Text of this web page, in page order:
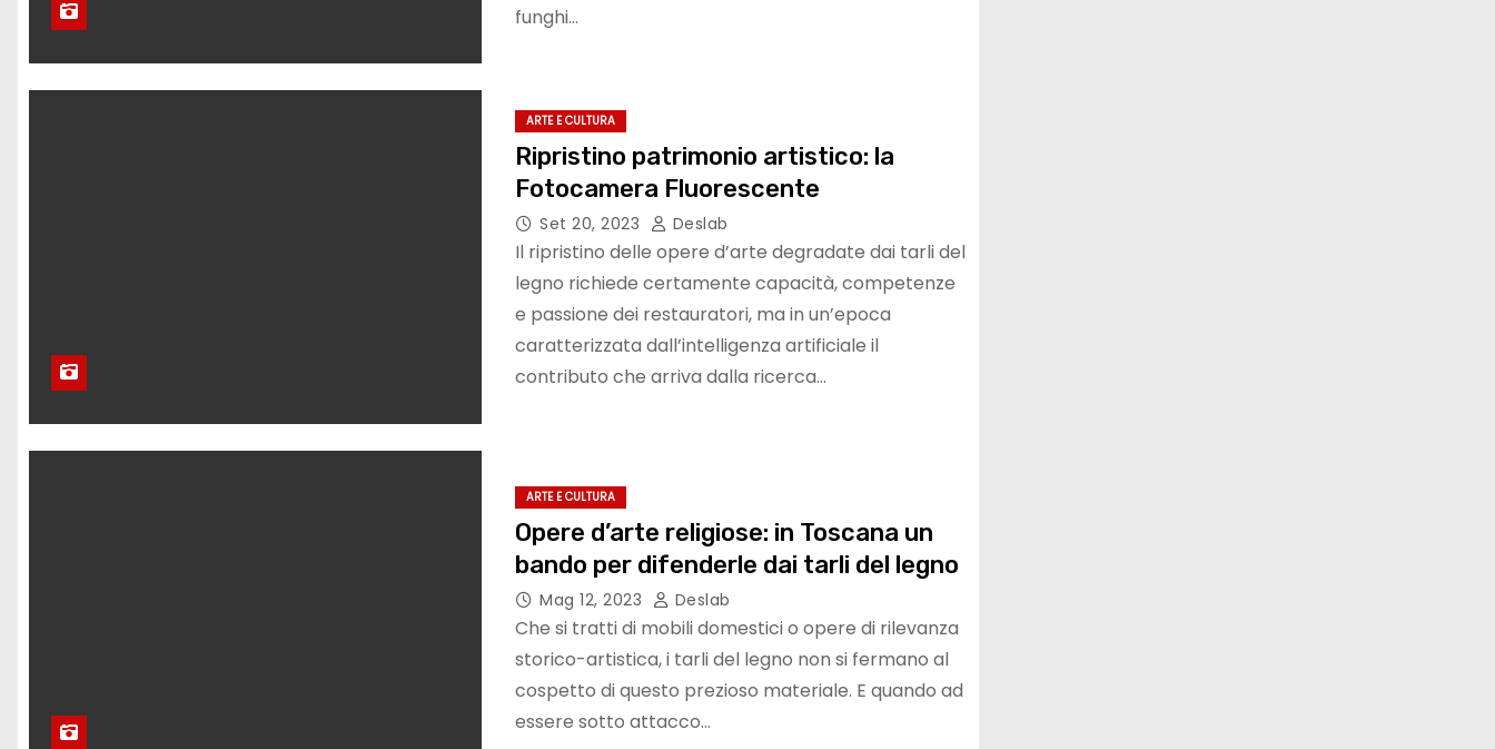
funghi…
ARTE E CULTURA
Ripristino patrimonio artistico: la
Fotocamera Fluorescente
Set 20, 2023 Deslab
Il ripristino delle opere d’arte degradate dai tarli del
legno richiede certamente capacità, competenze
e passione dei restauratori, ma in un’epoca
caratterizzata dall’intelligenza artificiale il
contributo che arriva dalla ricerca…
ARTE E CULTURA
Opere d’arte religiose: in Toscana un
bando per difenderle dai tarli del legno
Mag 12, 2023 Deslab
Che si tratti di mobili domestici o opere di rilevanza
storico-artistica, i tarli del legno non si fermano al
cospetto di questo prezioso materiale. E quando ad
essere sotto attacco…